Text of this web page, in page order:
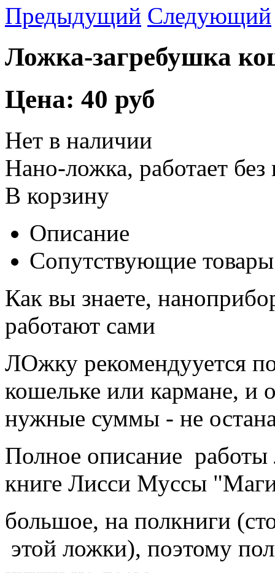
Предыдущий Следующий
Ложка-загребушка
Цена: 40 руб
Нет в наличии
Нано-ложка, работает
В корзину
Описание
Сопутствующие товары
Как вы знаете,
работают сами
ЛОжку рекомендууется
кошельке или кармане, и
нужные суммы - не
Полное описание
книге Лисси Муссы
большое, на полкниги
этой ложки), поэтому